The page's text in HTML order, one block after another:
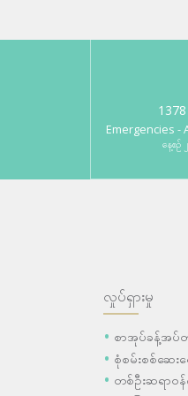
Emergencies -
နေ့စဉ်
လှုပ်ရှားမှု
စာအုပ်ခန့်အပ်တ
စုံစမ်းစစ်ဆေးရ
တစ်ဦးဆရာဝန်